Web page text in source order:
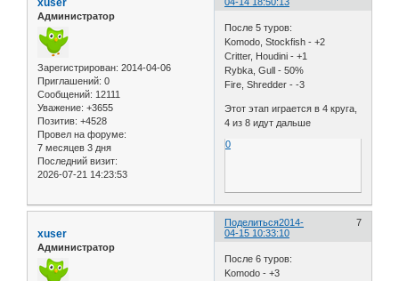
Администратор
Зарегистрирован: 2014-04-06
Приглашений: 0
Сообщений: 12111
Уважение: +3655
Позитив: +4528
Провел на форуме:
7 месяцев 3 дня
Последний визит:
2026-07-21 14:23:53
После 5 туров:
Komodo, Stockfish - +2
Critter, Houdini - +1
Rybka, Gull - 50%
Fire, Shredder - -3
Этот этап играется в 4 круга,
4 из 8 идут дальше
0
Поделиться 7
2014-
04-15 10:33:10
xuser
Администратор
После 6 туров:
Komodo - +3